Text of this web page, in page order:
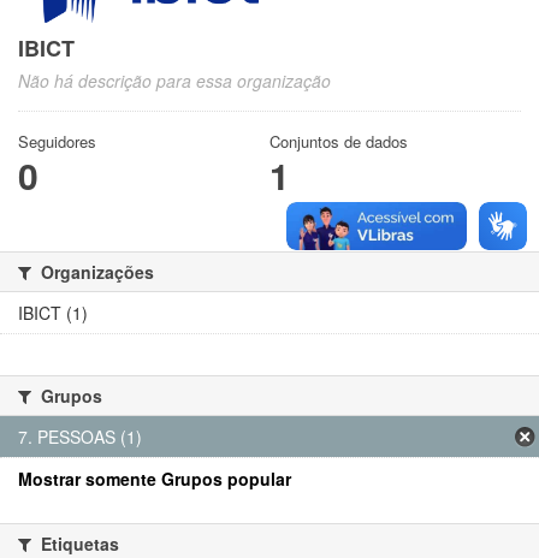
IBICT
Não há descrição para essa organização
Seguidores
0
Conjuntos de dados
1
Organizações
IBICT (1)
Grupos
7. PESSOAS (1)
Mostrar somente Grupos popular
Etiquetas